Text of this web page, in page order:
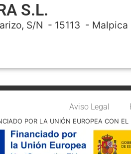
S.L.
S/N - 15113 - Malpica
Aviso Legal
POR LA UNIÓN EUROPEA CON